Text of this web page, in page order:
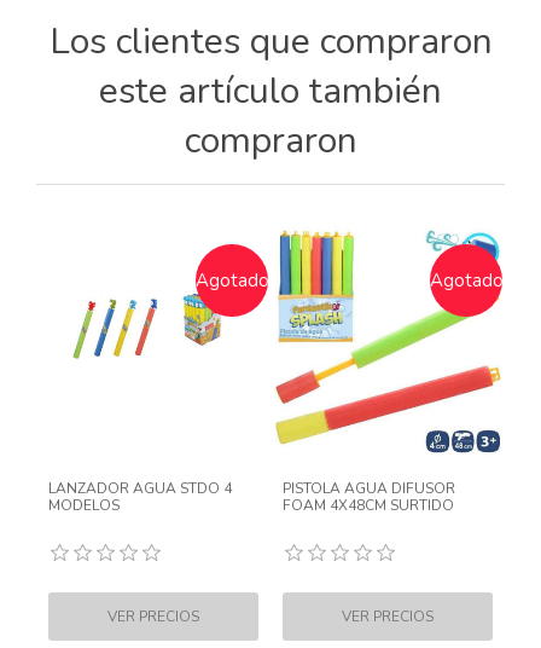
Los clientes que compraron
este artículo también
compraron
Agotado
LANZADOR AGUA STDO 4
MODELOS
Agotado
PISTOLA AGUA DIFUSOR
FOAM 4X48CM SURTIDO